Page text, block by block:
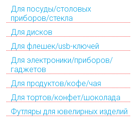
Для посуды/столовых
приборов/стекла
Для дисков
Для флешек/usb-ключей
Для электроники/приборов/
гаджетов
Для продуктов/кофе/чая
Для тортов/конфет/шоколада
Футляры для ювелирных изделий